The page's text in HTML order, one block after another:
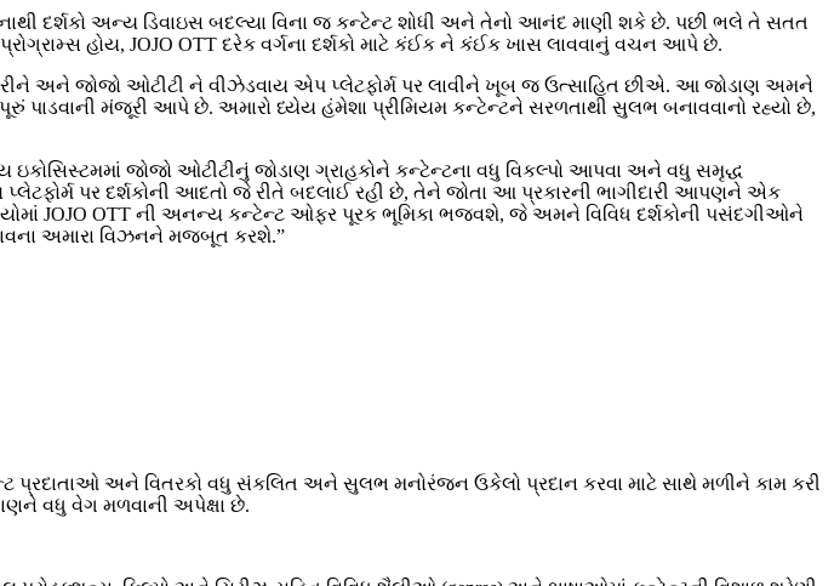
દર્શકો અન્ય ડિવાઇસ બદલ્યા વિના જ કન્ટેન્ટ શોધી અને તેનો આનંદ માણી શકે છે. પછી ભલે તે સતત
હોય, JOJO OTT દરેક વર્ગના દર્શકો માટે કંઈક ને કંઈક ખાસ લાવવાનું વચન આપે છે.
અને જોજો ઓટીટી ને વીઝેડવાય એપ પ્લેટફોર્મ પર લાવીને ખૂબ જ ઉત્સાહિત છીએ. આ જોડાણ અમને
પાડવાની મંજૂરી આપે છે. અમારો ધ્યેય હંમેશા પ્રીમિયમ કન્ટેન્ટને સરળતાથી સુલભ બનાવવાનો રહ્યો છે,
જોજો ઓટીટીનું જોડાણ ગ્રાહકોને કન્ટેન્ટના વધુ વિકલ્પો આપવા અને વધુ સમૃદ્ધ
પર દર્શકોની આદતો જે રીતે બદલાઈ રહી છે, તેને જોતા આ પ્રકારની ભાગીદારી આપણને એક
JOJO OTT ની અનન્ય કન્ટેન્ટ ઓફર પૂરક ભૂમિકા ભજવશે, જે અમને વિવિધ દર્શકોની પસંદગીઓને
અમારા વિઝનને મજબૂત કરશે.”
પ્રદાતાઓ અને વિતરકો વધુ સંકલિત અને સુલભ મનોરંજન ઉકેલો પ્રદાન કરવા માટે સાથે મળીને કામ કરી
વધુ વેગ મળવાની અપેક્ષા છે.